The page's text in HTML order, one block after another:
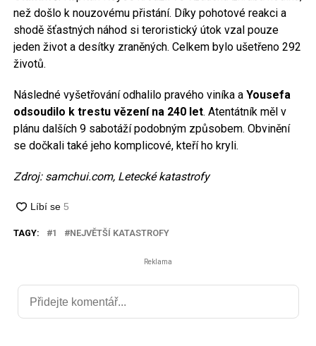
než došlo k nouzovému přistání. Díky pohotové reakci a
shodě šťastných náhod si teroristický útok vzal pouze
jeden život a desítky zraněných. Celkem bylo ušetřeno 292
životů.
Následné vyšetřování odhalilo pravého viníka a Yousefa
odsoudilo k trestu vězení na 240 let. Atentátník měl v
plánu dalších 9 sabotáží podobným způsobem. Obvinění
se dočkali také jeho komplicové, kteří ho kryli.
Zdroj: samchui.com, Letecké katastrofy
TAGY: 1 NEJVĚTŠÍ KATASTROFY
Reklama